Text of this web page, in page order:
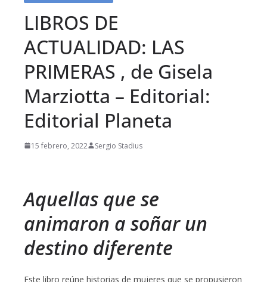
LIBROS DE
ACTUALIDAD: LAS
PRIMERAS , de Gisela
Marziotta – Editorial:
Editorial Planeta
15 febrero, 2022 Sergio Stadius
Aquellas que se
animaron a soñar un
destino diferente
Este libro reúne historias de mujeres que se propusieron